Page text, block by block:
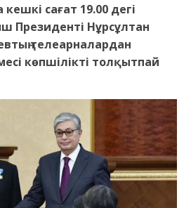
сағат 19.00 дегі
Президенті Нұрсұлтан
телеарналардан
көпшілікті толқытпай